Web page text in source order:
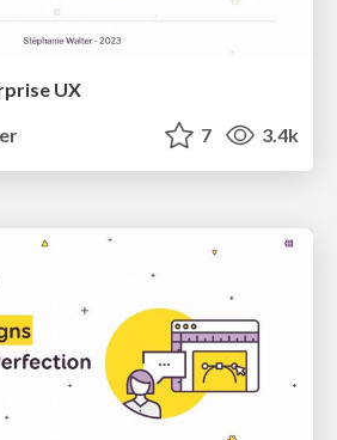
UX
7 3.4k